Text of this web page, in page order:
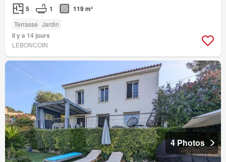
5 1 119 m²
Terrasse Jardin
Il y a 14 jours
LEBONCOIN
4 Photos